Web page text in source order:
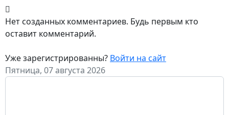
Нет созданных комментариев. Будь первым кто
оставит комментарий.
Уже зарегистрированны? Войти на сайт
Пятница, 07 августа 2026